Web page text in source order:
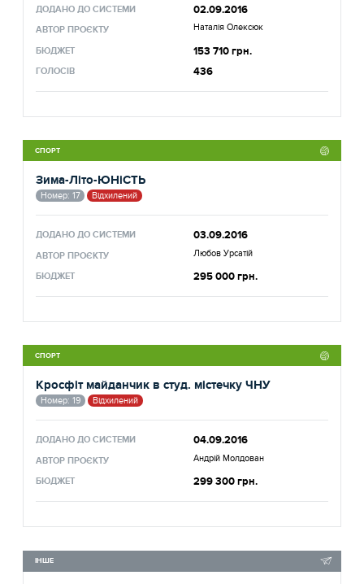
ДОДАНО ДО СИСТЕМИ 02.09.2016
АВТОР ПРОЄКТУ Наталія Олексюк
БЮДЖЕТ 153 710 грн.
ГОЛОСІВ 436
СПОРТ
Зима-Літо-ЮНіСТЬ
Номер: 17 Відхилений
ДОДАНО ДО СИСТЕМИ 03.09.2016
АВТОР ПРОЄКТУ Любов Урсатій
БЮДЖЕТ 295 000 грн.
СПОРТ
Кросфіт майданчик в студ. містечку ЧНУ
Номер: 19 Відхилений
ДОДАНО ДО СИСТЕМИ 04.09.2016
АВТОР ПРОЄКТУ Андрій Молдован
БЮДЖЕТ 299 300 грн.
ІНШЕ